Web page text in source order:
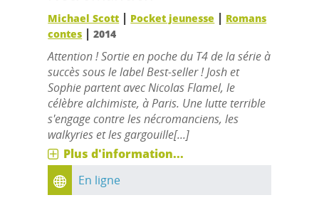
Michael Scott | Pocket jeunesse | Romans
contes |2014
Attention ! Sortie en poche du T4 de la série à
succès sous le label Best-seller ! Josh et
Sophie partent avec Nicolas Flamel, le
célèbre alchimiste, à Paris. Une lutte terrible
s'engage contre les nécromanciens, les
walkyries et les gargouille[...]
Plus d'information...
En ligne